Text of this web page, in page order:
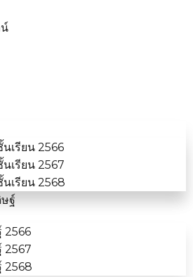
นเรียน 2566
นเรียน 2567
นเรียน 2568
ฐ์
2566
2567
2568